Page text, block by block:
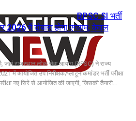
RPSC SI भर्ती
2026 में दोबारा होगा एग्जाम; केवल
राजस्थान लोक सेवा आयोग (RPSC) ने राज्य
में आयोजित उप निरीक्षक/प्लाटून कमांडर भर्ती परीक्षा
नए सिरे से आयोजित की जाएगी, जिसकी तैयारी…